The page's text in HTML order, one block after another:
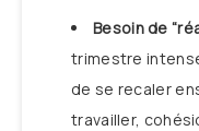
Besoin de
trimestre
de se recaler
travailler,